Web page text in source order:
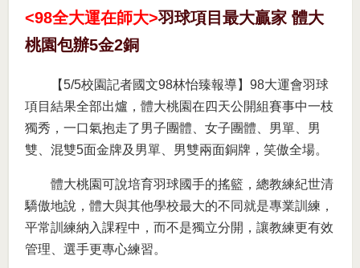
<98全大運在師大>羽球項目最大贏家 體大
桃園包辦5金2銅
【5/5校園記者國文98林怡臻報導】98大運會羽球
項目結果全部出爐，體大桃園在四天公開組賽事中一枝
獨秀，一口氣抱走了男子團體、女子團體、男單、男
雙、混雙5面金牌及男單、男雙兩面銅牌，笑傲全場。
體大桃園可說培育羽球國手的搖籃，總教練紀世清
驕傲地說，體大與其他學校最大的不同就是專業訓練，
平常訓練納入課程中，而不是獨立分開，讓教練更有效
管理、選手更專心練習。